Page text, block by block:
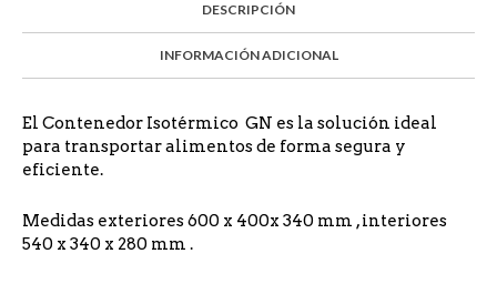
DESCRIPCIÓN
INFORMACIÓN ADICIONAL
El Contenedor Isotérmico GN es la solución ideal
para transportar alimentos de forma segura y
eficiente.
Medidas exteriores 600 x 400x 340 mm , interiores
540 x 340 x 280 mm .